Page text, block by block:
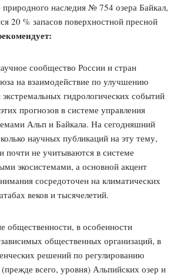
природного наследия № 754 озера Байкал,
20 % запасов поверхностной пресной
сообщество России и стран
на взаимодействие по улучшению
экстремальных гидрологических событий
прогнозов в системе управления
Альп и Байкала. На сегодняшний
научных публикаций на эту тему,
почти не учитываются в системе
экосистемами, а основной акцент
сосредоточен на климатических
веков и тысячелетий.
общественности, в особенности
общественных организаций, в
решений по регулированию
всего, уровня) Альпийских озер и